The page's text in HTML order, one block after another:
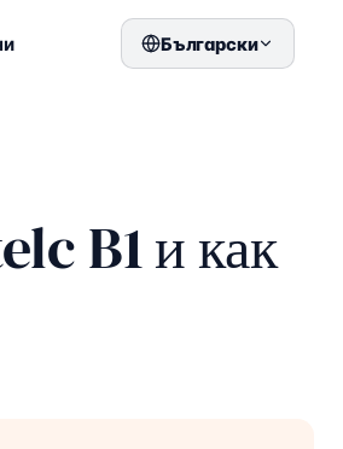
Български
B1 и как